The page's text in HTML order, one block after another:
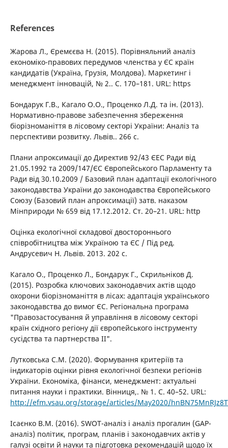
References
Жарова Л., Єремєєва Н. (2015). Порівняльний аналіз
економіко-правових передумов членства у ЄС країн
кандидатів (Україна, Грузія, Молдова). Маркетинг і
менеджмент інновацій, № 2.. С. 170–181. URL: https
Бондарук Г.В., Кагало О.О., Проценко Л.Д. та ін. (2013).
Нормативно-правове забезпечення збереження
біорізноманіття в лісовому секторі України: Аналіз та
перспективи розвитку. Львів.. 266 с.
Плани апроксимації до Директив 92/43 ЄЕС Ради від
21.05.1992 та 2009/147/ЄС Європейського Парламенту та
Ради від 30.10.2009 / Базовий план адаптації екологічного
законодавства України до законодавства Європейського
Союзу (Базовий план апроксимації) затв. наказом
Мінприроди № 659 від 17.12.2012. Ст. 20–21. URL: http
Оцінка екологічної складової двостороннього
співробітництва між Україною та ЄС / Під ред.
Андрусевич Н. Львів. 2013. 202 с.
Кагало О., Проценко Л., Бондарук Г., Скрильніков Д.
(2015). Розробка ключових законодавчих актів щодо
охорони біорізноманіття в лісах: адаптація українського
законодавства до вимог ЄС. Регіональна програма
"Правозастосування й управління в лісовому секторі
країн східного регіону дії європейського інструменту
сусідства та партнерства II".
Лутковська С.М. (2020). Формування критеріїв та
індикаторів оцінки рівня екологічної безпеки регіонів
України. Економіка, фінанси, менеджмент: актуальні
питання науки і практики. Вінниця,. № 1. С. 40–52. URL:
http://efm.vsau.org/storage/articles/May2020/
Ісаєнко В.М. (2016). SWOT-аналіз і аналіз прогалин (GAP-
аналіз) політик, програм, планів і законодавчих актів у
галузі освіти й науки та підготовка рекомендацій щодо їх